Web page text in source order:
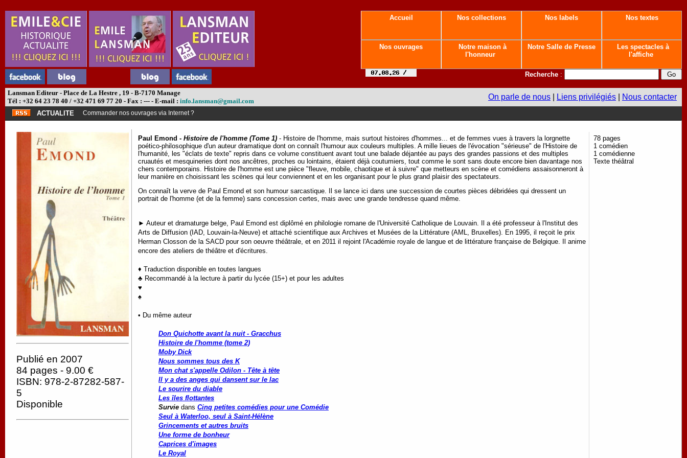
Accueil Nos collections Nos labels Nos textes
Nos ouvrages
Notre maison à
l'honneur
Notre Salle de Presse
Les spectacles à
l'affiche
Recherche :
Lansman Editeur - Place de La Hestre , 19 - B-7170 Manage
Tél : +32 64 23 78 40 / +32 471 69 77 20 - Fax : --- - E-mail : info.lansman@gmail.com On parle de nous Liens privilégiés Nous contacter
ACTUALITE Commander nos ouvrages via Internet ?
Publié en 2007
84 pages - 9.00 €
ISBN: 978-2-87282-587-
5
Disponible
Paul Emond - Histoire de l'homme (Tome 1) - Histoire de l'homme, mais surtout histoires d'hommes... et de femmes vues à travers la lorgnette
poético-philosophique d'un auteur dramatique dont on connaît l'humour aux couleurs multiples. A mille lieues de l'évocation "sérieuse" de l'Histoire de
l'humanité, les "éclats de texte" repris dans ce volume constituent avant tout une balade déjantée au pays des grandes passions et des multiples
cruautés et mesquineries dont nos ancêtres, proches ou lointains, étaient déjà coutumiers, tout comme le sont sans doute encore bien davantage nos
chers contemporains. Histoire de l'homme est une pièce "fleuve, mobile, chaotique et à suivre" que metteurs en scène et comédiens assaisonneront à
leur manière en choisissant les scènes qui leur conviennent et en les organisant pour le plus grand plaisir des spectateurs.
On connaît la verve de Paul Emond et son humour sarcastique. Il se lance ici dans une succession de courtes pièces débridées qui dressent un
portrait de l'homme (et de la femme) sans concession certes, mais avec une grande tendresse quand même.
► Auteur et dramaturge belge, Paul Emond est diplômé en philologie romane de l'Université Catholique de Louvain. Il a été professeur à l'Institut des
Arts de Diffusion (IAD, Louvain-la-Neuve) et attaché scientifique aux Archives et Musées de la Littérature (AML, Bruxelles). En 1995, il reçoit le prix
Herman Closson de la SACD pour son oeuvre théâtrale, et en 2011 il rejoint l'Académie royale de langue et de littérature française de Belgique. Il anime
encore des ateliers de théâtre et d'écritures.
♦ Traduction disponible en toutes langues
♣ Recommandé à la lecture à partir du lycée (15+) et pour les adultes
♥
♠
• Du même auteur
Don Quichotte avant la nuit - Gracchus
Histoire de l'homme (tome 2)
Moby Dick
Nous sommes tous des K
Mon chat s'appelle Odilon - Tête à tête
Il y a des anges qui dansent sur le lac
Le sourire du diable
Les îles flottantes
Survie dans Cinq petites comédies pour une Comédie
Seul à Waterloo, seul à Saint-Hélène
Grincements et autres bruits
Une forme de bonheur
Caprices d'images
Le Royal
78 pages
1 comédien
1 comédienne
Texte théâtral